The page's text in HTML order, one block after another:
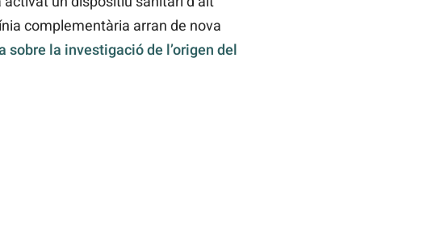
complementària arran de nova
la investigació de l’origen del